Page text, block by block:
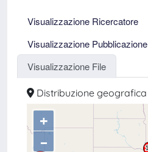
Visualizzazione Ricercatore
Visualizzazione Pubblicazione
Visualizzazione File
Distribuzione geografica
+
–